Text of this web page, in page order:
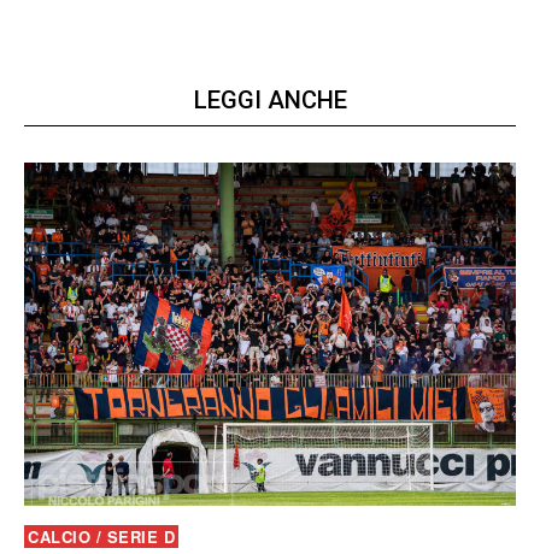
LEGGI ANCHE
CALCIO / SERIE D